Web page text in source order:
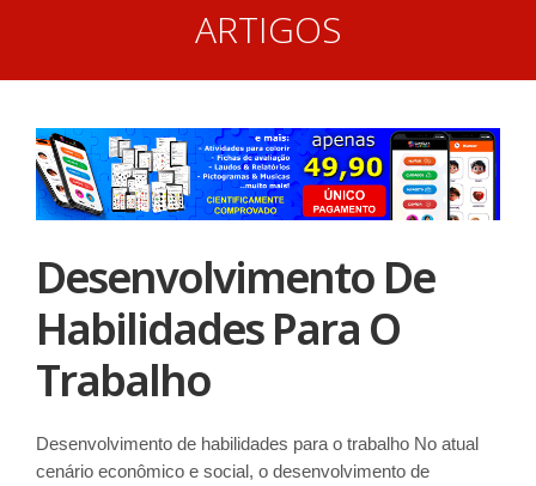
ARTIGOS
Desenvolvimento De
Habilidades Para O
Trabalho
Desenvolvimento de habilidades para o trabalho No atual
cenário econômico e social, o desenvolvimento de